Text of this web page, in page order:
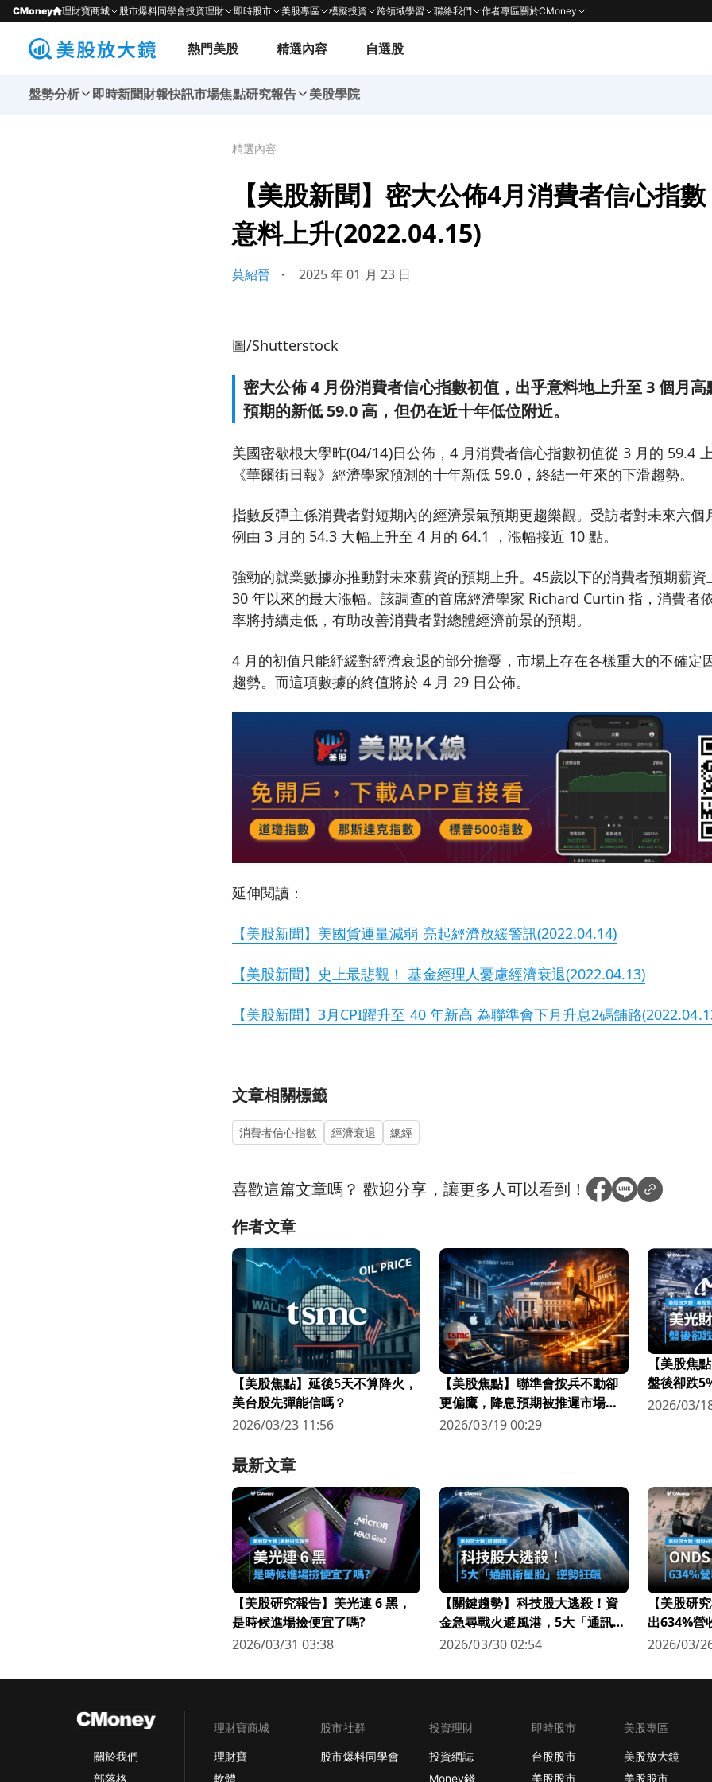
CMoney 理財寶商城 股市爆料同學會投資理財 即時股市 美股專區 模擬投資 跨領域學習 聯絡我們 作者專區關於CMoney
熱門美股 精選內容 自選股
盤勢分析 即時新聞財報快訊市場焦點研究報告 美股學院
精選內容
【美股新聞】密大公佈4月消費者信心指
意料上升(2022.04.15)
莫紹晉 ・ 2025 年 01 月 23 日
圖/Shutterstock
密大公佈 4 月份消費者信心指數初值，出乎意料地上升至 3 個月
預期的新低 59.0 高，但仍在近十年低位附近。
美國密歇根大學昨(04/14)日公佈，4 月消費者信心指數初值從 3 月的 59.4
《華爾街日報》經濟學家預測的十年新低 59.0，終結一年來的下滑趨勢。
指數反彈主係消費者對短期內的經濟景氣預期更趨樂觀。受訪者對未來六個
例由 3 月的 54.3 大幅上升至 4 月的 64.1 ，漲幅接近 10 點。
強勁的就業數據亦推動對未來薪資的預期上升。45歲以下的消費者預期薪資
30 年以來的最大漲幅。該調查的首席經濟學家 Richard Curtin 指，消費者
率將持續走低，有助改善消費者對總體經濟前景的預期。
4 月的初值只能紓緩對經濟衰退的部分擔憂，市場上存在各樣重大的不確定
趨勢。而這項數據的終值將於 4 月 29 日公佈。
延伸閱讀：
【美股新聞】美國貨運量減弱 亮起經濟放緩警訊(2022.04.14)
【美股新聞】史上最悲觀！ 基金經理人憂慮經濟衰退(2022.04.13)
【美股新聞】3月CPI躍升至 40 年新高 為聯準會下月升息2碼舖路
文章相關標籤
消費者信心指數 經濟衰退 總經
喜歡這篇文章嗎？歡迎分享，讓更多人可以看到！
作者文章
【美股焦點】延後5天不算降火，
美台股先彈能信嗎？
2026/03/23 11:56
【美股焦點】聯準會按兵不動卻
更偏鷹，降息預期被推遲市場越
來越怕？
2026/03/19 00:29
【美股焦
盤後卻跌
2026/03/
最新文章
【美股研究報告】美光連 6 黑，
是時候進場撿便宜了嗎?
2026/03/31 03:38
【關鍵趨勢】科技股大逃殺！資
金急尋戰火避風港，5大「通訊衛
星股」逆勢狂飆
2026/03/30 02:54
【美股研
出634%營
科技新星
2026/03/
關於我們
部落格
理財寶商城
理財寶
軟體
股市社群
股市爆料同學會
投資理財
投資網誌
Money錢
即時股市
台股股市
美股股市
美股專區
美股放大鏡
美股股市